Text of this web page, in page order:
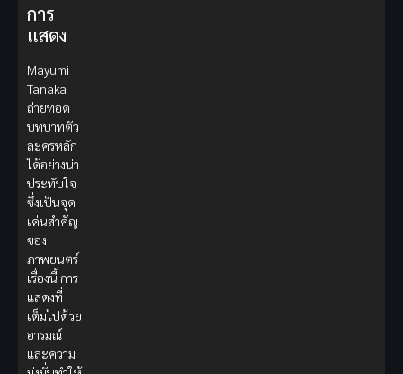
การ
แสดง
Mayumi
Tanaka
ถ่ายทอด
บทบาทตัว
ละครหลัก
ได้อย่างน่า
ประทับใจ
ซึ่งเป็นจุด
เด่นสำคัญ
ของ
ภาพยนตร์
เรื่องนี้ การ
แสดงที่
เต็มไปด้วย
อารมณ์
และความ